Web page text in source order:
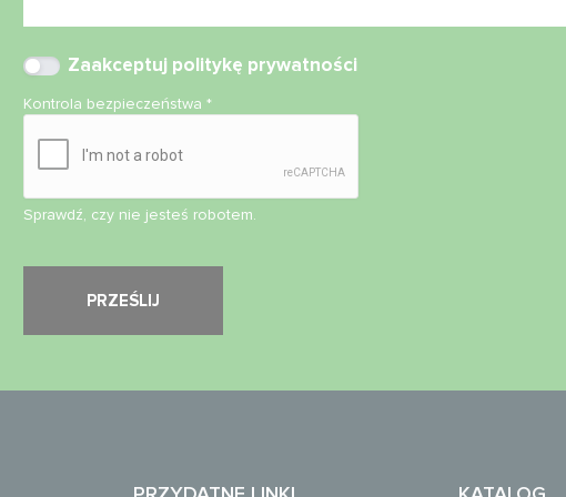
Zaakceptuj politykę prywatności
Kontrola bezpieczeństwa*
Sprawdź, czy nie jesteś robotem.